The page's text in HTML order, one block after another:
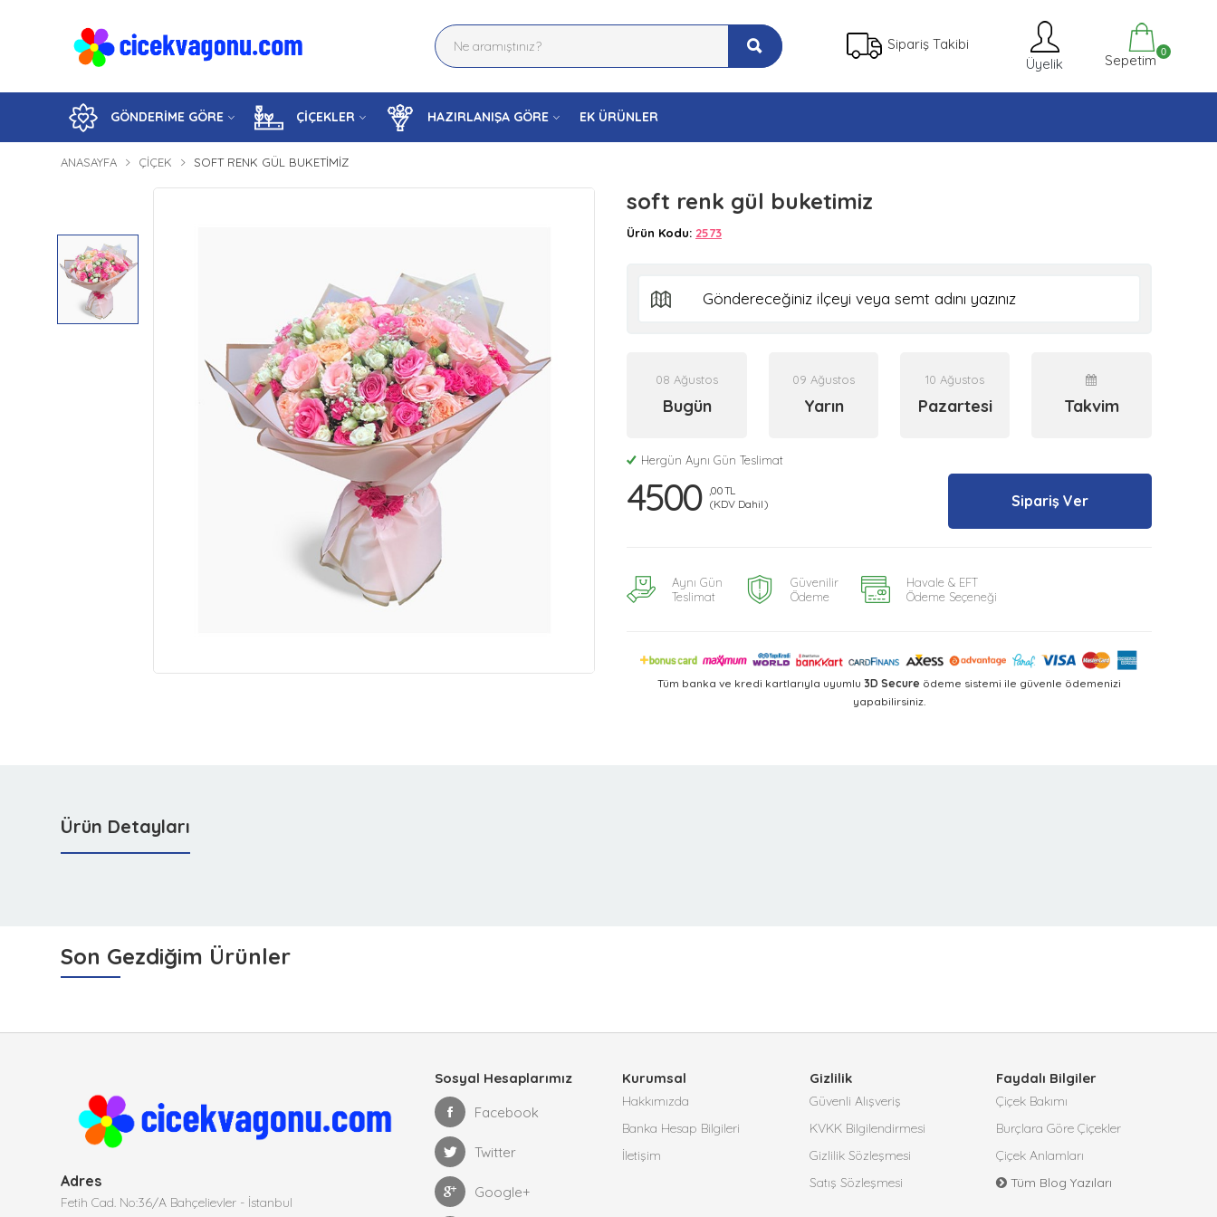
Sipariş Takibi
Üyelik
Sepetim 0
GÖNDERİME GÖRE ÇİÇEKLER HAZIRLANIŞA GÖRE EK ÜRÜNLER
ANASAYFA ÇIÇEK SOFT RENK GÜL BUKETIMIZ
soft renk gül buketimiz
Ürün Kodu: 2573
08 Ağustos
Bugün
09 Ağustos
Yarın
10 Ağustos
Pazartesi Takvim
Hergün Aynı Gün Teslimat
4500
,00 TL
(KDV Dahil)
Sipariş Ver
Aynı Gün
Teslimat
Güvenilir
Ödeme
Havale & EFT
Ödeme Seçeneği
Tüm banka ve kredi kartlarıyla uyumlu 3D Secure ödeme sistemi ile güvenle ödemenizi
yapabilirsiniz.
Ürün Detayları
Son Gezdiğim Ürünler
Adres
Fetih Cad. No:36/A Bahçelievler - İstanbul
Sosyal Hesaplarımız
Facebook
Twitter
Google+
Kurumsal
Hakkımızda
Banka Hesap Bilgileri
İletişim
Gizlilik
Güvenli Alışveriş
KVKK Bilgilendirmesi
Gizlilik Sözleşmesi
Satış Sözleşmesi
Faydalı Bilgiler
Çiçek Bakımı
Burçlara Göre Çiçekler
Çiçek Anlamları
Tüm Blog Yazıları